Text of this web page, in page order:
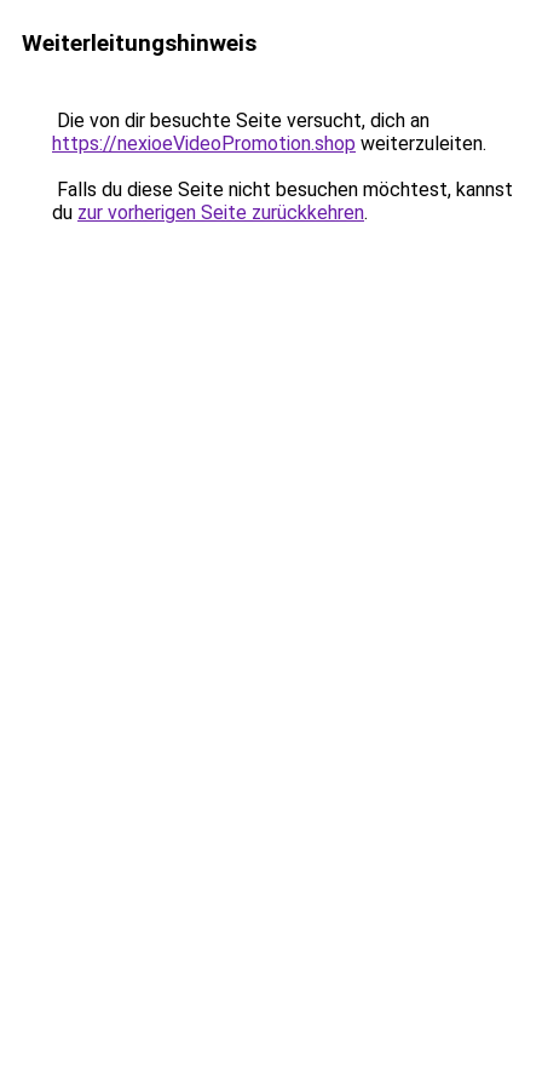
Weiterleitungshinweis
Die von dir besuchte Seite versucht, dich an
https://nexioeVideoPromotion.shop weiterzuleiten.
Falls du diese Seite nicht besuchen möchtest, kannst
du zur vorherigen Seite zurückkehren.